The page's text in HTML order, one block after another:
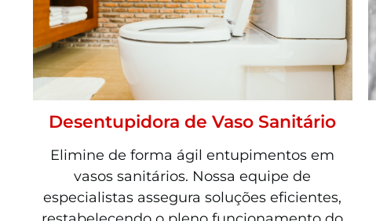
Desentupidora de Vaso Sanitário
Elimine de forma ágil entupimentos em
vasos sanitários. Nossa equipe de
especialistas assegura soluções eficientes,